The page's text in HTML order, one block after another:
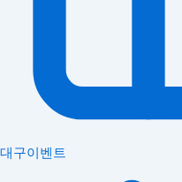
대구이벤트